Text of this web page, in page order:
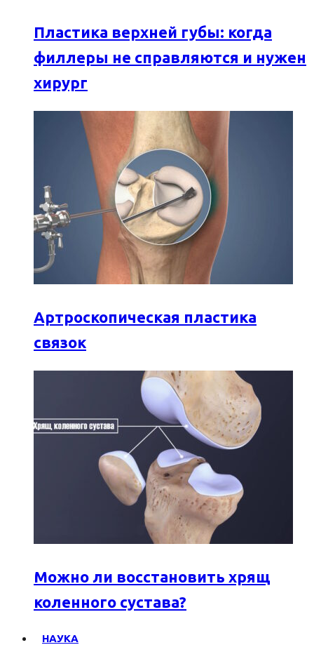
Пластика верхней губы: когда
филлеры не справляются и нужен
хирург
Артроскопическая пластика
связок
Можно ли восстановить хрящ
коленного сустава?
НАУКА